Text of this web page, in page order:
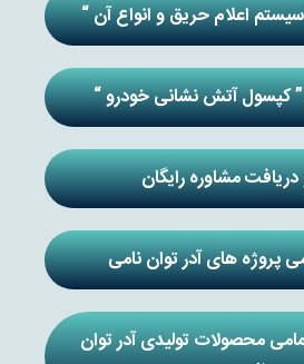
اعلام حریق و انواع آن “
کپسول آتش نشانی خودرو “
مشاوره رایگان
پروژه های آدر توان نامی
محصولات تولیدی آدر توان